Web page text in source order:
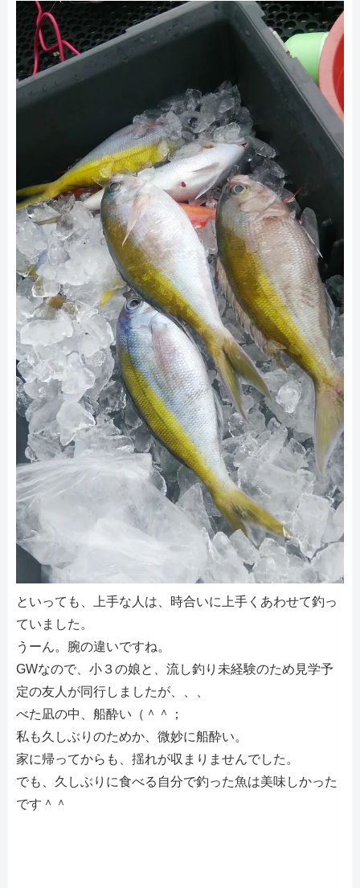
といっても、上手な人は、時合いに上手くあわせて釣っ
ていました。
うーん。腕の違いですね。
GWなので、小３の娘と、流し釣り未経験のため見学予
定の友人が同行しましたが、、、
べた凪の中、船酔い（＾＾；
私も久しぶりのためか、微妙に船酔い。
家に帰ってからも、揺れが収まりませんでした。
でも、久しぶりに食べる自分で釣った魚は美味しかった
です＾＾